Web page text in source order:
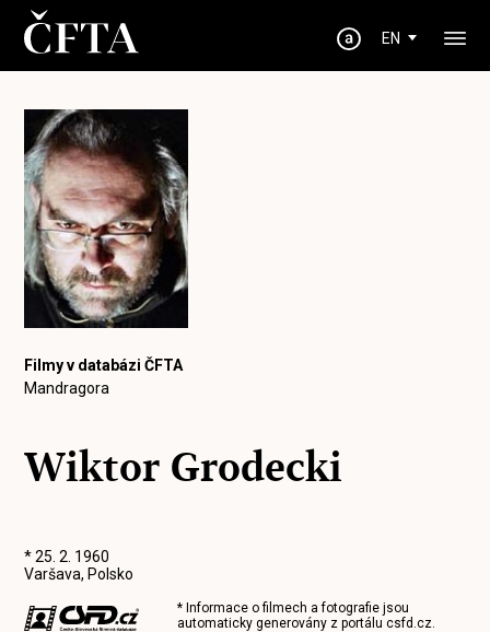
EN
Filmy v databázi ČFTA
Mandragora
Wiktor Grodecki
* 25. 2. 1960
Varšava, Polsko
* Informace o filmech a fotografie jsou
automaticky generovány z portálucsfd.cz.